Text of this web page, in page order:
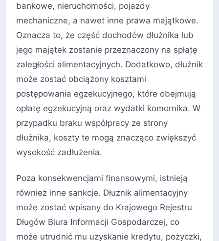
bankowe, nieruchomości, pojazdy
mechaniczne, a nawet inne prawa majątkowe.
Oznacza to, że część dochodów dłużnika lub
jego majątek zostanie przeznaczony na spłatę
zaległości alimentacyjnych. Dodatkowo, dłużnik
może zostać obciążony kosztami
postępowania egzekucyjnego, które obejmują
opłatę egzekucyjną oraz wydatki komornika. W
przypadku braku współpracy ze strony
dłużnika, koszty te mogą znacząco zwiększyć
wysokość zadłużenia.
Poza konsekwencjami finansowymi, istnieją
również inne sankcje. Dłużnik alimentacyjny
może zostać wpisany do Krajowego Rejestru
Długów Biura Informacji Gospodarczej, co
może utrudnić mu uzyskanie kredytu, pożyczki,